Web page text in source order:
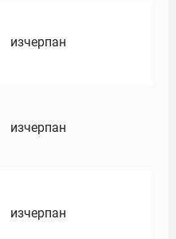
изчерпан
изчерпан
изчерпан